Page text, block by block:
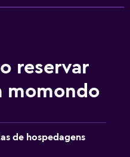
reservar
momondo
de hospedagens